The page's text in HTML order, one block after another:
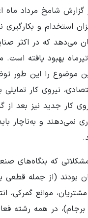
گزارش شامخ مرداد ماه
استخدام و بکارگیری
می‌دهد که در اکثر
بهبود یافته است.
موضوع را این طور
نیروی کار تمایلی
کار جدید نیز بعد از
نمی‌دهند و به‌ناچار
که بنگاه‌های
بودند (از جمله قطعی
موانع گمرکی،
برجام)، در همه رشته